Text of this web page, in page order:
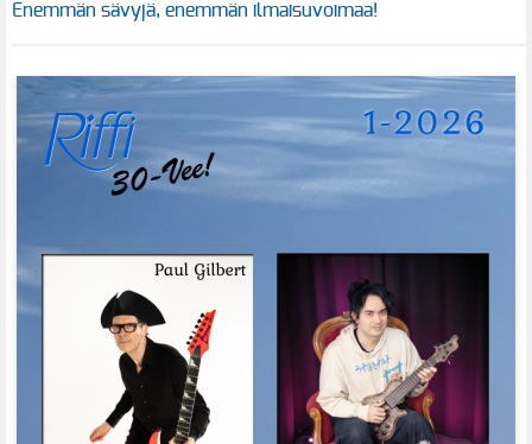
Enemmän sävyjä, enemmän ilmaisuvoimaa!